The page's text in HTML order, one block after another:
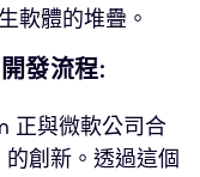
軟體的堆疊。
發流程:
正與微軟公司合
創新。透過這個